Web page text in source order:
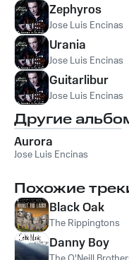
Zephyros
Jose Luis Encinas
Urania
Jose Luis Encinas
Guitarlibur
Jose Luis Encinas
Другие
Aurora
Jose Luis Encinas
Похожие
Black Oak
The Rippingtons
Danny Boy